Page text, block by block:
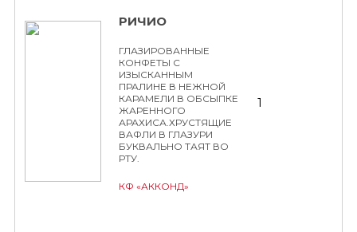
РИЧИО
ГЛАЗИРОВАННЫЕ
КОНФЕТЫ С
ИЗЫСКАННЫМ
ПРАЛИНЕ В НЕЖНОЙ
КАРАМЕЛИ В ОБСЫПКЕ
ЖАРЕННОГО
АРАХИСА.ХРУСТЯЩИЕ
ВАФЛИ В ГЛАЗУРИ
БУКВАЛЬНО ТАЯТ ВО
РТУ.
КФ «АККОНД»
1